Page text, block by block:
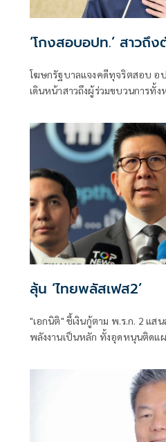
‘โกงสอบอปท.’ สาวถึ
โฆษกรัฐบาลแจงคดีทุจริตสอบ
เดินหน้าสาวถึงผู้ร่วมขบวนการทั้
ประชาชนต่อระบบการสอบเข้ารั
ลุ้น ‘ไทยพลัสเฟส2’
"เอกนิติ" ชี้เงินกู้ตาม พ.ร.ก. 2 แส
พลังงานเป็นหลัก ทั้งอุดหนุนติดแผ
พร้อมให้ใช้กับไทยเที่ยวไทยพลัส
รอประเมินความเหมาะสม นายกฯ